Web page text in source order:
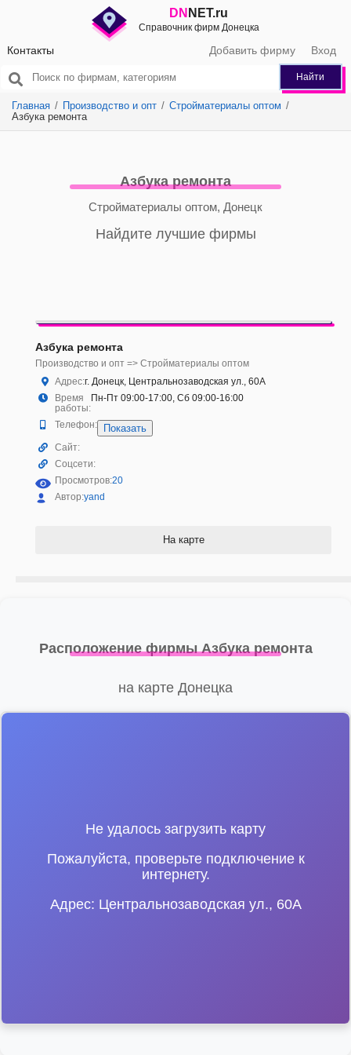
DN NET.ru
Справочник фирм Донецка
Контакты Добавить фирму Вход
Найти
Главная Производство и опт
Стройматериалы оптом
Азбука ремонта
Азбука ремонта
Стройматериалы оптом, Донецк
Найдите лучшие фирмы
Азбука ремонта
Производство и опт => Стройматериалы оптом
Адрес:г. Донецк, Центральнозаводская ул., 60А
Время
работы:
Пн-Пт 09:00-17:00, Сб 09:00-16:00
Телефон: Показать
Сайт:
Соцсети:
Просмотров:20
Автор:yand
На карте
Расположение фирмы Азбука ремонта
на карте Донецка
Не удалось загрузить карту
Пожалуйста, проверьте подключение к
интернету.
Адрес: Центральнозаводская ул., 60А